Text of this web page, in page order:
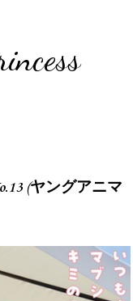
(ヤングアニマ